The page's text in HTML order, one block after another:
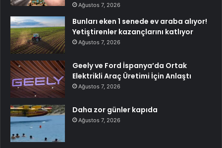
Ağustos 7, 2026
Bunları eken 1 senede ev araba alıyor!
Yetiştirenler kazançlarını katlıyor
Ağustos 7, 2026
Geely ve Ford İspanya’da Ortak
Elektrikli Araç Üretimi İçin Anlaştı
Ağustos 7, 2026
Daha zor günler kapıda
Ağustos 7, 2026